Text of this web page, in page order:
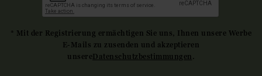
* Mit der Registrierung ermächtigen Sie uns, Ihnen unsere Werbe
E-Mails zu zusenden und akzeptieren
unsereDatenschutzbestimmungen .